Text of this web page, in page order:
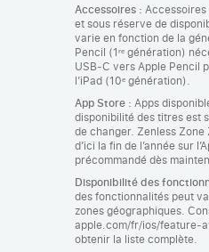
Accessoires :
et sous réserve de
varie en fonction de la
Pencil (1ʳᵉ génération)
USB‑C vers Apple Pencil
l’iPad (10ᵉ génération).
App Store : Apps
disponibilité des titres est
de changer. Zenless
d’ici la fin de l’année sur
précommandé dès
Disponibilité des
des fonctionnalités peut
zones géographiques.
apple.com/fr/ios/
obtenir la liste complète.